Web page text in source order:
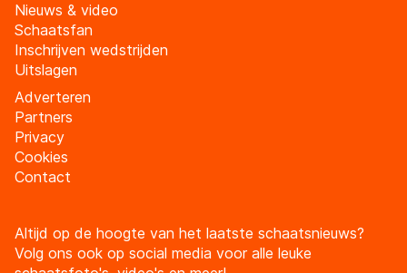
Nieuws & video
Schaatsfan
Inschrijven wedstrijden
Uitslagen
Adverteren
Partners
Privacy
Cookies
Contact
Altijd op de hoogte van het laatste schaatsnieuws?
Volg ons ook op social media voor alle leuke